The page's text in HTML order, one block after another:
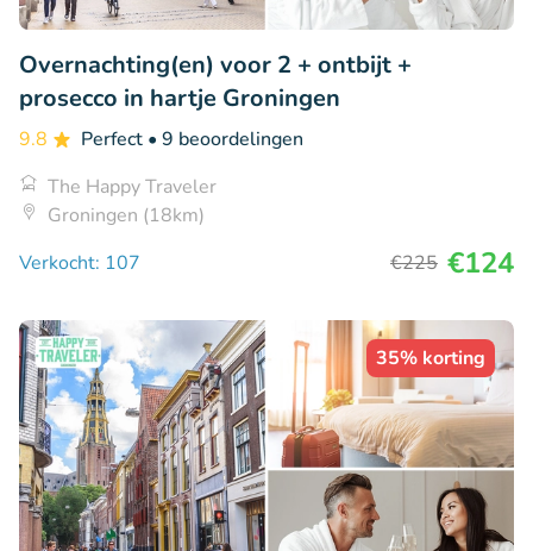
Overnachting(en) voor 2 + ontbijt +
prosecco in hartje Groningen
9.8 Perfect • 9 beoordelingen
The Happy Traveler
Groningen (18km)
Verkocht: 107
€225 €124
35% korting